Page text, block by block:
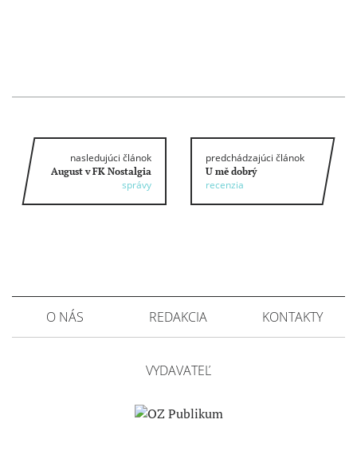
nasledujúci článok
August v FK Nostalgia
správy
predchádzajúci článok
U mě dobrý
recenzia
O NÁS REDAKCIA KONTAKTY
VYDAVATEĽ